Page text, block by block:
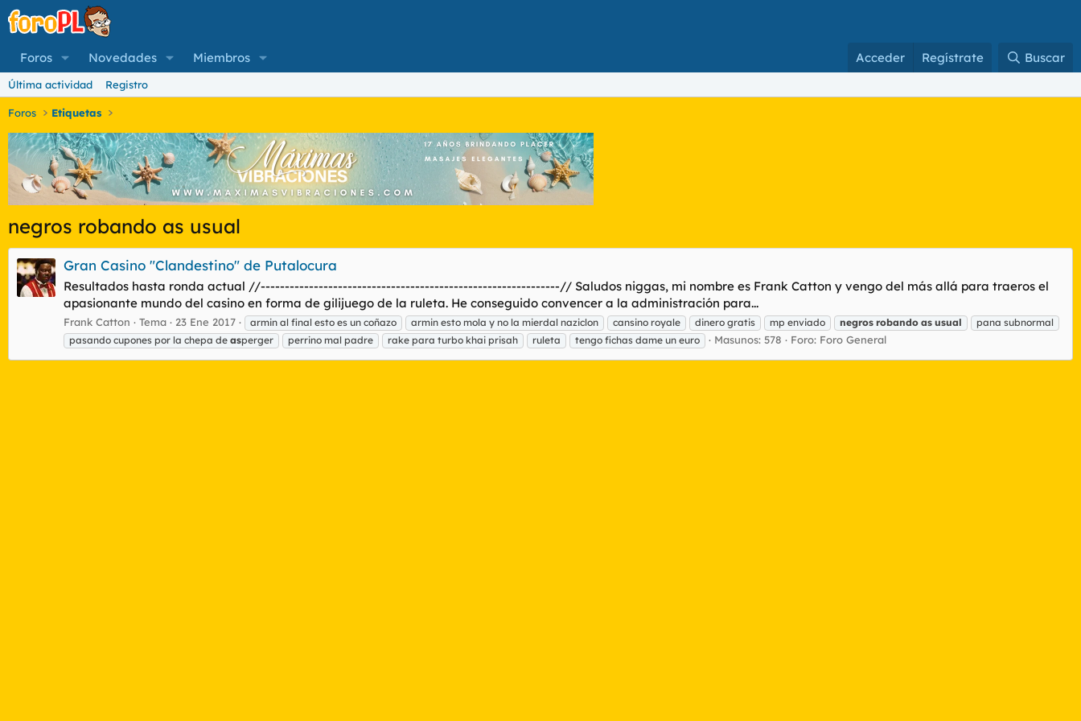
Foros Novedades Miembros Acceder Regístrate Buscar
Última actividad Registro
Foros Etiquetas
negros robando as usual
Gran Casino "Clandestino" de Putalocura
Resultados hasta ronda actual //--------------------------------------------------------------// Saludos niggas, mi nombre es Frank Catton y vengo del más allá para traeros el
apasionante mundo del casino en forma de gilijuego de la ruleta. He conseguido convencer a la administración para...
Frank Catton Tema 23 Ene 2017 armin al final esto es un coñazo armin esto mola y no la mierdal naziclon cansino royale dinero gratis mp enviado negros robando as usual
pana subnormal
pasando cupones por la chepa de asperger perrino mal padre rake para turbo khai prisah ruleta tengo fichas dame un euro Masunos: 578 Foro: Foro General